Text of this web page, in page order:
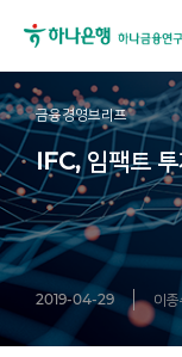
금융경영브리프
IFC, 임팩트
2019-04-29 이종